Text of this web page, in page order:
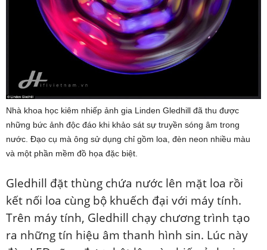
Nhà khoa học kiêm nhiếp ảnh gia Linden Gledhill đã thu được
những bức ảnh độc đáo khi khảo sát sự truyền sóng âm trong
nước. Đạo cụ mà ông sử dụng chỉ gồm loa, đèn neon nhiều màu
và một phần mềm đồ họa đặc biệt.
Gledhill đặt thùng chứa nước lên mặt loa rồi
kết nối loa cùng bộ khuếch đại với máy tính.
Trên máy tính, Gledhill chạy chương trình tạo
ra những tín hiệu âm thanh hình sin. Lúc này